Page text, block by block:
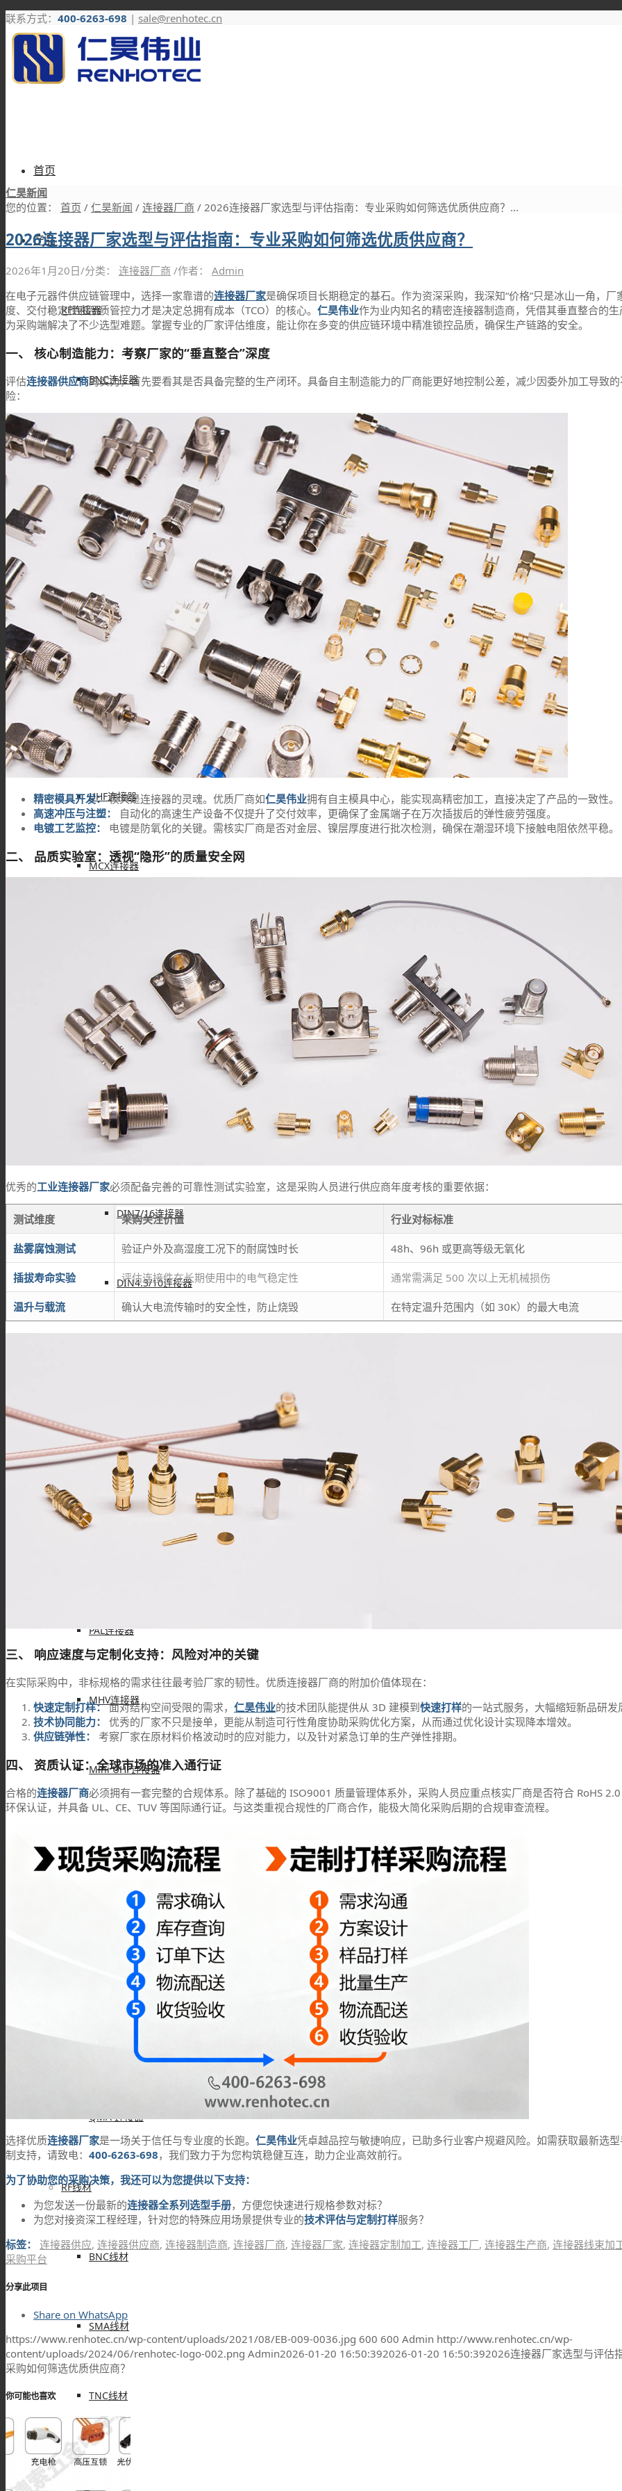
联系方式： 400-6263-698 | sale@renhotec.cn
首页
产品
RF连接器
BNC连接器
TNC连接器
SMA连接器
N型连接器
UHF连接器
MCX连接器
SSMB连接器
SSMA连接器
DIN连接器
DIN7/16连接器
DIN4.3/10连接器
SHV连接器
PAL连接器
MHV连接器
Mini UHF连接器
IPEX连接器
L9(1.6/5.6)连接器
QMA 连接器
RF线材
BNC线材
SMA线材
TNC线材
SMB线材
仁昊新闻
您的位置：
首页 / 仁昊新闻 / 连接器厂商 / 2026连接器厂家选型与评估指南：专业采购如何筛选优质供应商？...
2026连接器厂家选型与评估指南：专业采购如何筛选优质供应商？
2026年1月20日/分类： 连接器厂商 /作者： Admin
在电子元器件供应链管理中，选择一家靠谱的连接器厂家是确保项目长期稳定的基石。作为资深采购，我深知“价格”只是冰山一角，厂
度、交付稳定性和品质管控力才是决定总拥有成本（TCO）的核心。 仁昊伟业作为业内知名的精密连接器制造商，凭借其垂直整合的
为采购端解决了不少选型难题。掌握专业的厂家评估维度，能让你在多变的供应链环境中精准锁控品质，确保生产链路的安全。
一、 核心制造能力：考察厂家的“垂直整合”深度
评估连接器供应商的实力，首先要看其是否具备完整的生产闭环。具备自主制造能力的厂商能更好地控制公差，减少因委外加工导致
险：
精密模具开发：模具是连接器的灵魂。优质厂商如仁昊伟业拥有自主模具中心，能实现高精密加工，直接决定了产品的一致性。
高速冲压与注塑：
自动化的高速生产设备不仅提升了交付效率，更确保了金属端子在万次插拔后的弹性疲劳强度。
电镀工艺监控：
电镀是防氧化的关键。需核实厂商是否对金层、镍层厚度进行批次检测，确保在潮湿环境下接触电阻依然平稳。
二、 品质实验室：透视“隐形”的质量安全网
优秀的工业连接器厂家必须配备完善的可靠性测试实验室，这是采购人员进行供应商年度考核的重要依据：
测试维度 采购关注价值 行业对标标准
盐雾腐蚀测试 验证户外及高湿度工况下的耐腐蚀时长 48h、96h 或更高等级无氧化
插拔寿命实验 评估连接件在长期使用中的电气稳定性 通常需满足 500 次以上无机械损伤
温升与载流 确认大电流传输时的安全性，防止烧毁 在特定温升范围内（如 30K）的最大电流
三、 响应速度与定制化支持：风险对冲的关键
在实际采购中，非标规格的需求往往最考验厂家的韧性。优质连接器厂商的附加价值体现在：
快速定制打样：面对结构空间受限的需求， 仁昊伟业的技术团队能提供从 3D 建模到快速打样的一站式服务，大幅缩短新品研发
技术协同能力：
优秀的厂家不只是接单，更能从制造可行性角度协助采购优化方案，从而通过优化设计实现降本增效。
供应链弹性：
考察厂家在原材料价格波动时的应对能力，以及针对紧急订单的生产弹性排期。
四、 资质认证：全球市场的准入通行证
合格的连接器厂商必须拥有一套完整的合规体系。除了基础的 ISO9001 质量管理体系外，采购人员应重点核实厂商是否符合 RoHS 2.0
环保认证，并具备 UL、CE、TUV 等国际通行证。与这类重视合规性的厂商合作，能极大简化采购后期的合规审查流程。
选择优质连接器厂家是一场关于信任与专业度的长跑。 仁昊伟业凭卓越品控与敏捷响应，已助多行业客户规避风险。如需获取最新选
制支持，请致电： 400-6263-698，我们致力于为您构筑稳健互连，助力企业高效前行。
为了协助您的采购决策，我还可以为您提供以下支持：
为您发送一份最新的连接器全系列选型手册，方便您快速进行规格参数对标？
为您对接资深工程经理，针对您的特殊应用场景提供专业的技术评估与定制打样服务？
标签：
连接器供应, 连接器供应商, 连接器制造商, 连接器厂商, 连接器厂家, 连接器定制加工, 连接器工厂, 连接器生产商, 连接器线束加
采购平台
分享此项目
Share on WhatsApp
https://www.renhotec.cn/wp-content/uploads/2021/08/EB-009-0036.jpg 600 600 Admin http://www.renhotec.cn/wp-
content/uploads/2024/06/renhotec-logo-002.png Admin2026-01-20 16:50:392026-01-20 16:50:392026连接器厂家选型与评估
采购如何筛选优质供应商？
你可能也喜欢